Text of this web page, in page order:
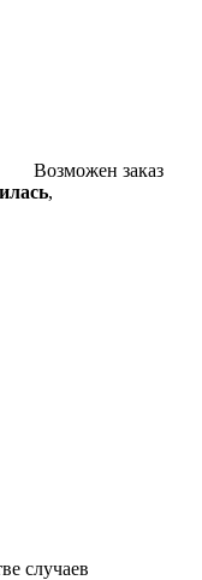
Возможен заказ
,
случаев